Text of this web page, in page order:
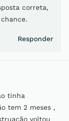
correta,
Responder
tinha
tem 2 meses ,
voltou